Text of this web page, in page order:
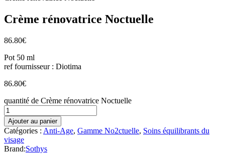
Crème rénovatrice Noctuelle
86.80€
Pot 50 ml
ref fournisseur : Diotima
86.80€
quantité de Crème rénovatrice Noctuelle
Ajouter au panier
Catégories : Anti-Age, Gamme No2ctuelle, Soins équilibrants du
visage
Brand:Sothys